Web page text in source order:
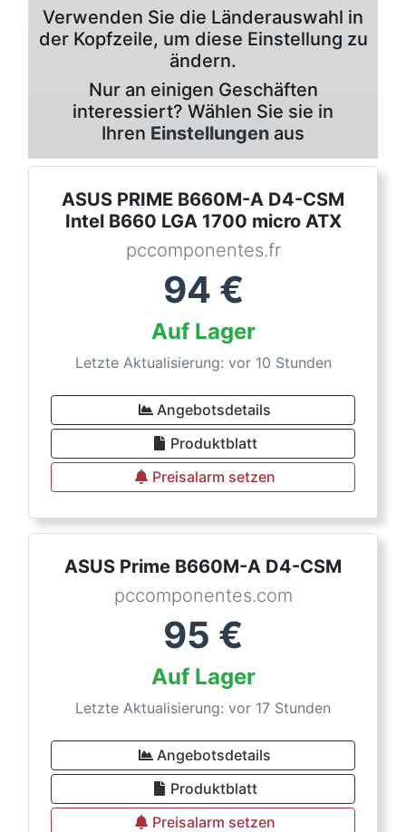
Verwenden Sie die Länderauswahl in
der Kopfzeile, um diese Einstellung zu
ändern.
Nur an einigen Geschäften
interessiert? Wählen Sie sie in
Ihren Einstellungen aus
ASUS PRIME B660M-A D4-CSM
Intel B660 LGA 1700 micro ATX
pccomponentes.fr
94 €
Auf Lager
Letzte Aktualisierung: vor 10 Stunden
Angebotsdetails
Produktblatt
Preisalarm setzen
ASUS Prime B660M-A D4-CSM
pccomponentes.com
95 €
Auf Lager
Letzte Aktualisierung: vor 17 Stunden
Angebotsdetails
Produktblatt
Preisalarm setzen